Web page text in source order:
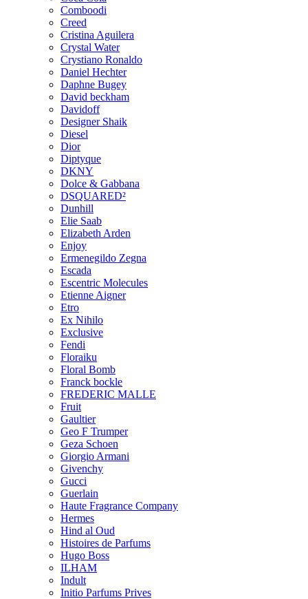
Comboodi
Creed
Cristina Aguilera
Crystal Water
Crystiano Ronaldo
Daniel Hechter
Daphne Bugey
David beckham
Davidoff
Designer Shaik
Diesel
Dior
Diptyque
DKNY
Dolce & Gabbana
DSQUARED²
Dunhill
Elie Saab
Elizabeth Arden
Enjoy
Ermenegildo Zegna
Escada
Escentric Molecules
Etienne Aigner
Etro
Ex Nihilo
Exclusive
Fendi
Floraiku
Floral Bomb
Franck bockle
FREDERIC MALLE
Fruit
Gaultier
Geo F Trumper
Geza Schoen
Giorgio Armani
Givenchy
Gucci
Guerlain
Haute Fragrance Company
Hermes
Hind al Oud
Histoires de Parfums
Hugo Boss
ILHAM
Indult
Initio Parfums Prives